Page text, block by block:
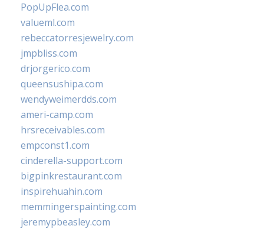
PopUpFlea.com
valueml.com
rebeccatorresjewelry.com
jmpbliss.com
drjorgerico.com
queensushipa.com
wendyweimerdds.com
ameri-camp.com
hrsreceivables.com
empconst1.com
cinderella-support.com
bigpinkrestaurant.com
inspirehuahin.com
memmingerspainting.com
jeremypbeasley.com